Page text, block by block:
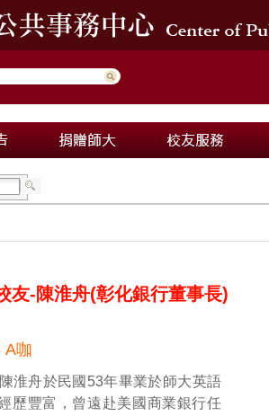
友-陳淮舟(彰化銀行董事長)
咖
淮舟於民國53年畢業於師大英語
歷豐富，曾遠赴美國商業銀行任